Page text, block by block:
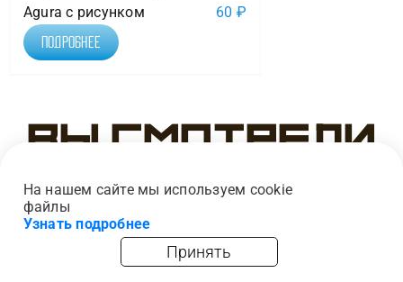
Agura с рисунком 60 ₽
Подробнее
Вы смотрели
На нашем сайте мы используем cookie
файлы
Узнать подробнее
Принять